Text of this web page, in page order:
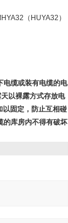
（HUYA32）
电缆或装有电缆的电
以裸露方式存放电
固定，防止互相碰
的库房内不得有破坏